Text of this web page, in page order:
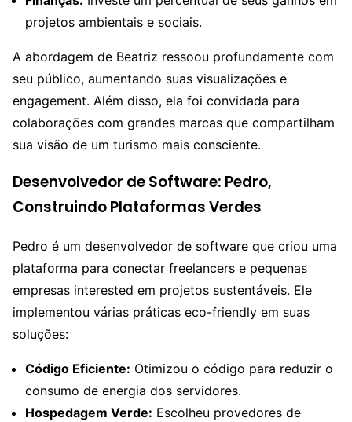
projetos ambientais e sociais.
A abordagem de Beatriz ressoou profundamente com
seu público, aumentando suas visualizações e
engagement. Além disso, ela foi convidada para
colaborações com grandes marcas que compartilham
sua visão de um turismo mais consciente.
Desenvolvedor de Software: Pedro,
Construindo Plataformas Verdes
Pedro é um desenvolvedor de software que criou uma
plataforma para conectar freelancers e pequenas
empresas interested em projetos sustentáveis. Ele
implementou várias práticas eco-friendly em suas
soluções:
Código Eficiente: Otimizou o código para reduzir o
consumo de energia dos servidores.
Hospedagem Verde: Escolheu provedores de